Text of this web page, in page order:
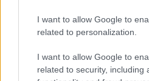
I want to allow Google to
related to personalization.
I want to allow Google to
related to security, including
posztbanhárom fő témát
elmélkedett arról, milyen
játék, ha nekivágna a